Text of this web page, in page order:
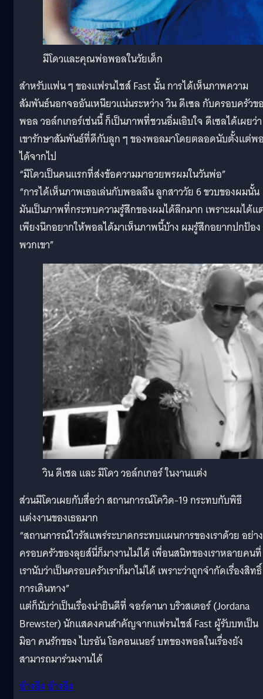
มีโดวและคุณพ่อพอลในวัยเด็ก
สำหรับแฟน ๆ ของแฟรนไชส์ Fast นั้น การได้เห็นภาพความ
สัมพันธ์นอกจออันเหนียวแน่นระหว่าง วิน ดีเซล กับครอบครัวข
พอล วอล์กเกอร์เช่นนี้ ก็เป็นภาพที่ชวนอิ่มเอิบใจ ดีเซลได้เผยว่า
เขารักษาสัมพันธ์ที่ดีกับลูก ๆ ของพอลมาโดยตลอดนับตั้งแต่พ
ได้จากไป
“มีโดวเป็นคนแรกที่ส่งข้อความมาอวยพรผมในวันพ่อ”
“การได้เห็นภาพเธอเล่นกับพอลลีน ลูกสาววัย 6 ขวบของผมนั้น
มันเป็นภาพที่กระทบความรู้สึกของผมได้ลึกมาก เพราะผมได้แ
เพียงนึกอยากให้พอลได้มาเห็นภาพนี้บ้าง ผมรู้สึกอยากปกป้อง
พวกเขา”
วิน ดีเซล และ มีโดว วอล์กเกอร์ ในงานแต่ง
ส่วนมีโดวเผยกับสื่อว่า สถานการณ์โควิด-19 กระทบกับพิธี
แต่งงานของเธอมาก
“สถานการณ์ไวรัสแพร่ระบาดกระทบแผนการของเราด้วย อย่าง
ครอบครัวของลุยส์นี่ก็มางานไม่ได้ เพื่อนสนิทของเราหลายคนที่
เรานับว่าเป็นครอบครัวเราก็มาไม่ได้ เพราะว่าถูกจำกัดเรื่องสิทธิ์
การเดินทาง”
แต่ก็นับว่าเป็นเรื่องน่ายินดีที่ จอร์ดานา บริวสเตอร์ (Jordana
Brewster) นักแสดงคนสำคัญจากแฟรนไชส์ Fast ผู้รับบทเป็น
มิอา คนรักของ ไบรอัน โอคอนเนอร์ บทของพอลในเรื่องยัง
สามารถมาร่วมงานได้
อ้างอิงอ้างอิง